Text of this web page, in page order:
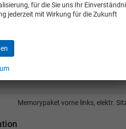
Memorypaket vorne links, elektr.
für die Sie uns Ihr
jederzeit mit Wirkung für die Zukunft